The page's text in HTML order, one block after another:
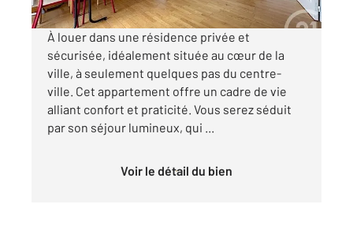
À louer dans une résidence privée et
sécurisée, idéalement située au cœur de la
ville, à seulement quelques pas du centre-
ville. Cet appartement offre un cadre de vie
alliant confort et praticité. Vous serez séduit
par son séjour lumineux, qui ...
Voir le détail du bien